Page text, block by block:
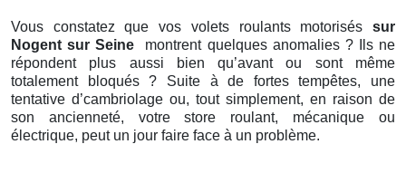
Vous constatez que vos volets roulants motorisés sur
Nogent sur Seine
montrent quelques anomalies ? Ils ne
répondent plus aussi bien qu’avant ou sont même
totalement bloqués ? Suite à de fortes tempêtes, une
tentative d’cambriolage ou, tout simplement, en raison de
son ancienneté, votre store roulant, mécanique ou
électrique, peut un jour faire face à un problème.